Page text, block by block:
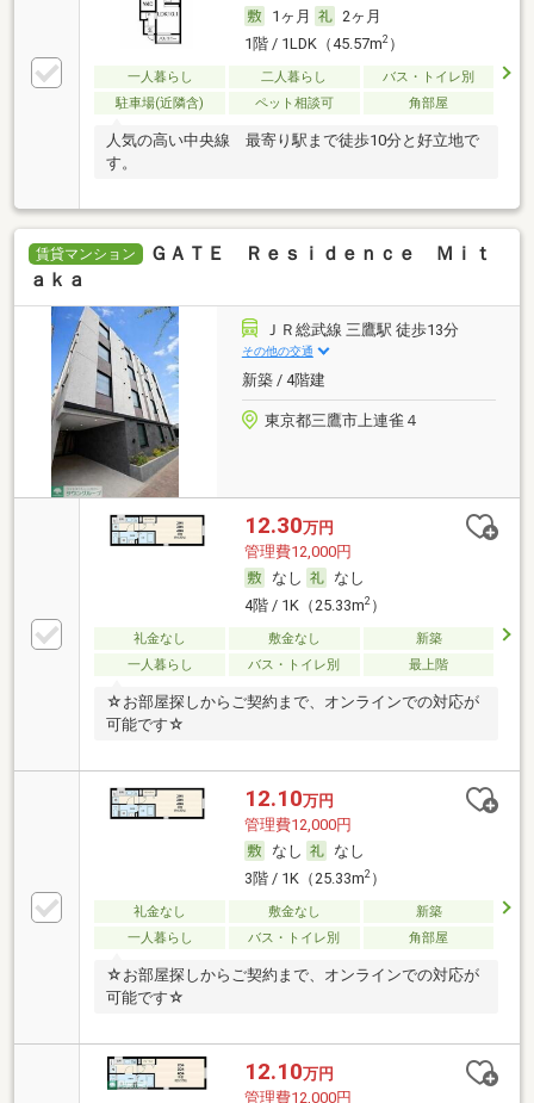
1ヶ月
2ヶ月
1階 / 1LDK（45.57m2）
一人暮らし 二人暮らし
バス・トイレ別
駐車場(近隣含)
ペット相談可 角部屋
人気の高い中央線 最寄り駅まで徒歩10分と好立地で
す。
賃貸マンション
ＧＡＴＥ Ｒｅｓｉｄｅｎｃｅ Ｍｉｔ
ａｋａ
ＪＲ総武線 三鷹駅 徒歩13分
その他の交通
新築 / 4階建
東京都三鷹市上連雀４
12.30万円
管理費12,000円
なし
なし
4階 / 1K（25.33m2）
礼金なし 敷金なし
新築
一人暮らし
バス・トイレ別 最上階
☆お部屋探しからご契約まで、オンラインでの対応が
可能です☆
12.10万円
管理費12,000円
なし
なし
3階 / 1K（25.33m2）
礼金なし 敷金なし
新築
一人暮らし
バス・トイレ別 角部屋
☆お部屋探しからご契約まで、オンラインでの対応が
可能です☆
12.10万円
管理費12,000円